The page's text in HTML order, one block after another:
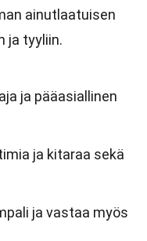
ainutlaatuisen
ja tyyliin.
ja pääasiallinen
ja kitaraa sekä
ja vastaa myös